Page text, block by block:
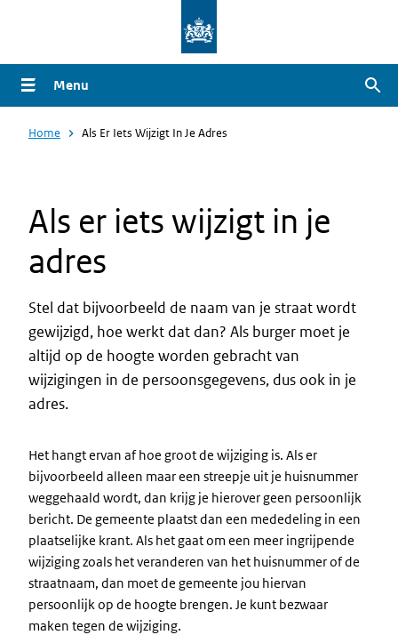
naar
de
gaan
Menu
Home Als Er Iets Wijzigt In Je Adres
Als er iets wijzigt in je
adres
Stel dat bijvoorbeeld de naam van je straat wordt
gewijzigd, hoe werkt dat dan? Als burger moet je
altijd op de hoogte worden gebracht van
wijzigingen in de persoonsgegevens, dus ook in je
adres.
Het hangt ervan af hoe groot de wijziging is. Als er
bijvoorbeeld alleen maar een streepje uit je huisnummer
weggehaald wordt, dan krijg je hierover geen persoonlijk
bericht. De gemeente plaatst dan een mededeling in een
plaatselijke krant. Als het gaat om een meer ingrijpende
wijziging zoals het veranderen van het huisnummer of de
straatnaam, dan moet de gemeente jou hiervan
persoonlijk op de hoogte brengen. Je kunt bezwaar
maken tegen de wijziging.